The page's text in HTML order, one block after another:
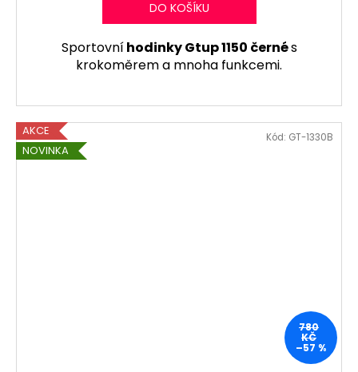
A
DO KOŠÍKU
Sportovníhodinky Gtup 1150 černés
krokoměrem a mnoha funkcemi.
AKCE
NOVINKA
780
KČ
–57 %
Kód: GT-1330B